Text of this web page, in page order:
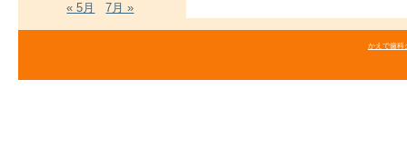
« 5月 7月 »
かえで歯科